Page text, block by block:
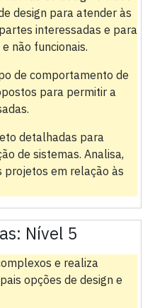
design para atender às
interessadas e para
não funcionais.
de comportamento de
para permitir a
detalhadas para
de sistemas. Analisa,
projetos em relação às
Nível 5
e realiza
opções de design e